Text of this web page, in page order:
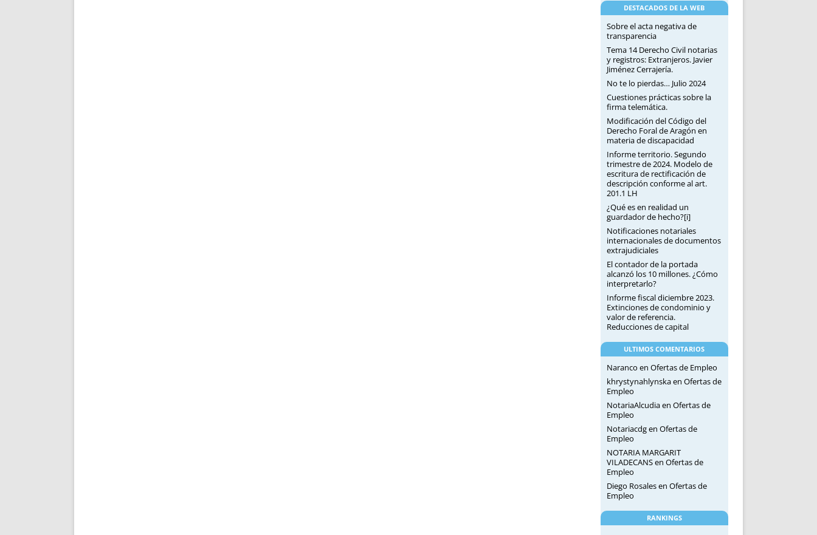
DESTACADOS DE LA WEB
Sobre el acta negativa de
transparencia
Tema 14 Derecho Civil notarias
y registros: Extranjeros. Javier
Jiménez Cerrajería.
No te lo pierdas… Julio 2024
Cuestiones prácticas sobre la
firma telemática.
Modificación del Código del
Derecho Foral de Aragón en
materia de discapacidad
Informe territorio. Segundo
trimestre de 2024. Modelo de
escritura de rectificación de
descripción conforme al art.
201.1 LH
¿Qué es en realidad un
guardador de hecho?[i]
Notificaciones notariales
internacionales de documentos
extrajudiciales
El contador de la portada
alcanzó los 10 millones. ¿Cómo
interpretarlo?
Informe fiscal diciembre 2023.
Extinciones de condominio y
valor de referencia.
Reducciones de capital
ULTIMOS COMENTARIOS
Naranco en Ofertas de Empleo
khrystynahlynskaen Ofertas de
Empleo
NotariaAlcudiaen Ofertas de
Empleo
Notariacdgen Ofertas de
Empleo
NOTARIA MARGARIT
VILADECANSen Ofertas de
Empleo
Diego Rosalesen Ofertas de
Empleo
RANKINGS